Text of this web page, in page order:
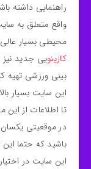
راهنمایی داشته
واقع متعلق به
محیطی بسیار
کازینویی جدید
بینی ورزشی تهیه
این سایت بسیار
تا اطلاعات از
در موقعیتی
باشید که حتما
این سایت در